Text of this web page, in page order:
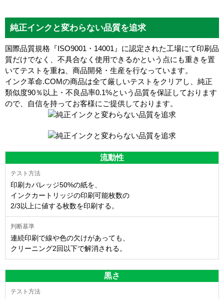
純正インクと変わらない品質を追求
国際品質規格『ISO9001・14001』に認定された工場にて印刷品
質だけでなく、不具合なく使用できるかという点にも重きを置
いてテストを重ね、商品開発・生産を行なっています。
インク革命.COMの商品は全て厳しいテストをクリアし、 純正
類似度90％以上・不良品率0.1%という品質を保証しております
ので、自信を持ってお客様にご提供しております。
流動性
印刷カバレッジ50%の紙を、
インクカートリッジの印刷可能枚数の
2/3以上に値する枚数を印刷する。
連続印刷で線や色の欠けがあっても、
クリーニング2回以下で解消される。
黒さ